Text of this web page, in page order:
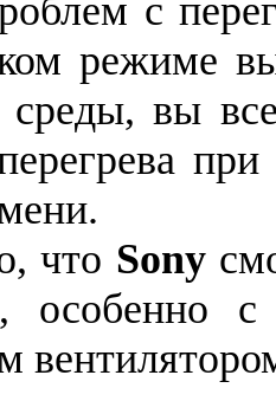
с
режиме
вы
что Sony
особенно